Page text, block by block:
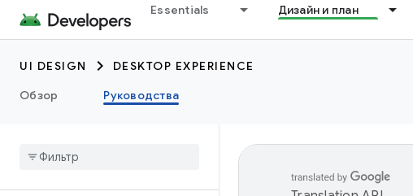
Essentials Дизайн и план
UI DESIGN
DESKTOP EXPERIENCE
Обзор
Руководства